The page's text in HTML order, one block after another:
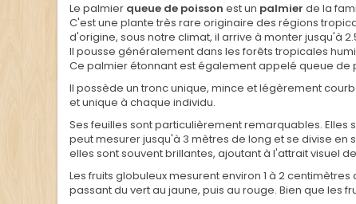
Le palmier queue de poisson est un palmier de la
C'est une plante très rare originaire des régions
d'origine, sous notre climat, il arrive à monter jusqu'à
Il pousse généralement dans les forêts tropicales
Ce palmier étonnant est également appelé queue de
Il possède un tronc unique, mince et légèrement
et unique à chaque individu.
Ses feuilles sont particulièrement remarquables.
peut mesurer jusqu'à 3 mètres de long et se divise en
elles sont souvent brillantes, ajoutant à l'attrait visuel
Les fruits globuleux mesurent environ 1 à 2
passant du vert au jaune, puis au rouge. Bien que les